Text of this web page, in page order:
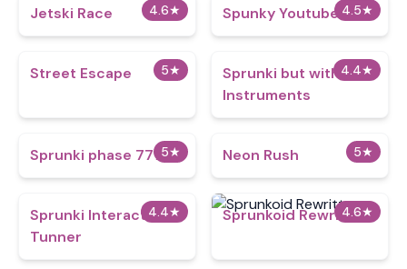
4.6★
Jetski Race 4.5★
Spunky Youtubers
5★
Street Escape 4.4★
Sprunki but with
Instruments
5★
Sprunki phase 7777 5★
Neon Rush
4.4★
Sprunki Interactive
Tunner
4.6★
Sprunkoid Rewritten